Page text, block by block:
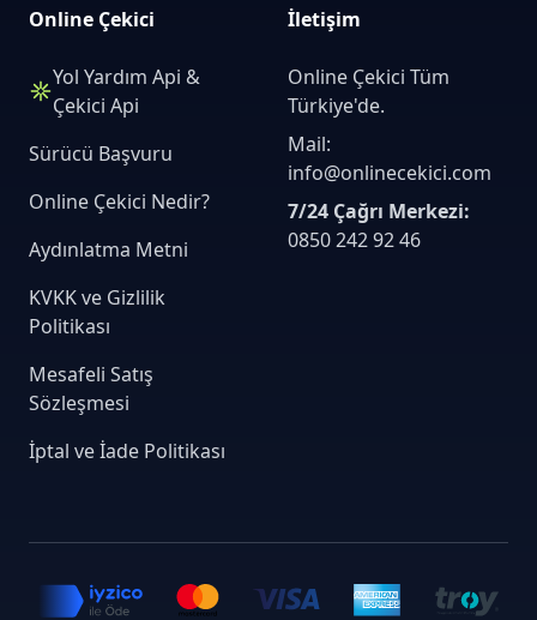
Online Çekici
Yol Yardım Api &
Çekici Api
Sürücü Başvuru
Online Çekici Nedir?
Aydınlatma Metni
KVKK ve Gizlilik
Politikası
Mesafeli Satış
Sözleşmesi
İptal ve İade Politikası
İletişim
Online Çekici Tüm
Türkiye'de.
Mail:
info@onlinecekici.com
7/24 Çağrı Merkezi:
0850 242 92 46